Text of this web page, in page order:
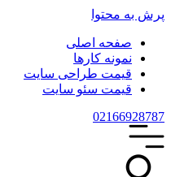
پرش به محتوا
صفحه اصلی
نمونه کارها
قیمت طراحی سایت
قیمت سئو سایت
02166928787